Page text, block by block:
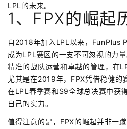
LPL的未来。
1、FPX的崛起
自2018年加入LPL以来，FunPlus
成为LPL赛区的一支不可忽视的力
精准的战队运营和卓越的管理，在
尤其是在2019年，FPX凭借稳健的
在LPL春季赛和S9全球总决赛中获
自己的实力。
值得注意的是，FPX的崛起并非一